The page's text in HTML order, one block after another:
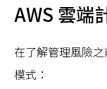
AWS 雲端
在了解管理風險
模式：